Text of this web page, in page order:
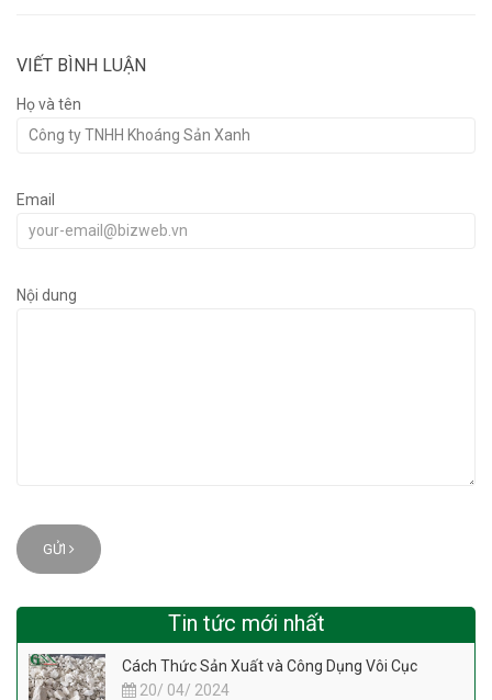
VIẾT BÌNH LUẬN
Họ và tên
Email
Nội dung
GỬI
Tin tức mới nhất
Cách Thức Sản Xuất và Công Dụng Vôi Cục
20/ 04/ 2024